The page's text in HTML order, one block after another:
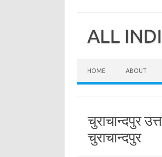
contentALL
HOME ABOUT
चुराचान्दपुर
चुराचान्दपुर